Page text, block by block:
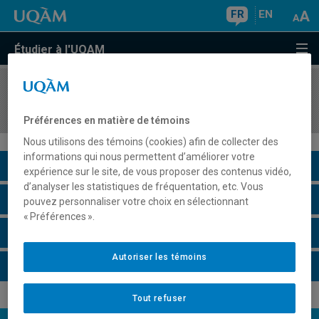
FR EN
Étudier à l'UQAM
COURS//
Description du cours
Horaire - Été 2026
Préférences en matière de témoins
Nous utilisons des témoins (cookies) afin de collecter des
informations qui nous permettent d’améliorer votre
expérience sur le site, de vous proposer des contenus vidéo,
d’analyser les statistiques de fréquentation, etc. Vous
pouvez personnaliser votre choix en sélectionnant
« Préférences ».
Tout refuser
Autoriser les témoins